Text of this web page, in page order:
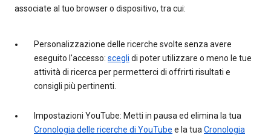
associate al tuo browser o dispositivo, tra cui:
Personalizzazione delle ricerche svolte senza avere
eseguito l'accesso: scegli di poter utilizzare o meno le tue
attività di ricerca per permetterci di offrirti risultati e
consigli più pertinenti.
Impostazioni YouTube: Metti in pausa ed elimina la tua
Cronologia delle ricerche di YouTube e la tua Cronologia